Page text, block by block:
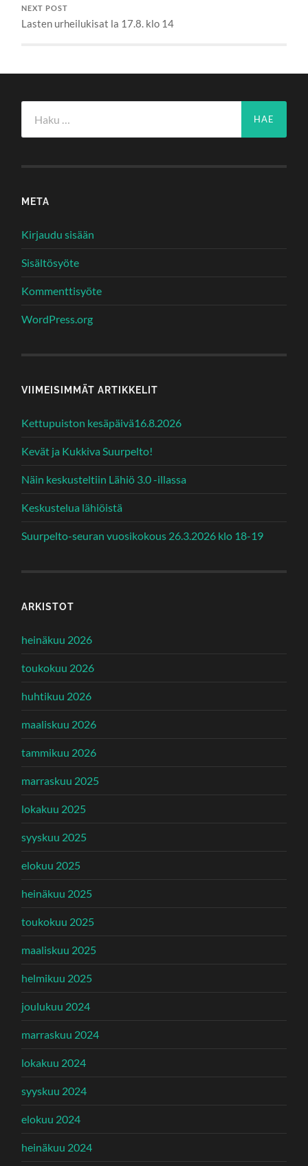
NEXT POST
Lasten urheilukisat la 17.8. klo 14
META
Kirjaudu sisään
Sisältösyöte
Kommenttisyöte
WordPress.org
VIIMEISIMMÄT ARTIKKELIT
Kettupuiston kesäpäivä16.8.2026
Kevät ja Kukkiva Suurpelto!
Näin keskusteltiin Lähiö 3.0 -illassa
Keskustelua lähiöistä
Suurpelto-seuran vuosikokous 26.3.2026 klo 18-19
ARKISTOT
heinäkuu 2026
toukokuu 2026
huhtikuu 2026
maaliskuu 2026
tammikuu 2026
marraskuu 2025
lokakuu 2025
syyskuu 2025
elokuu 2025
heinäkuu 2025
toukokuu 2025
maaliskuu 2025
helmikuu 2025
joulukuu 2024
marraskuu 2024
lokakuu 2024
syyskuu 2024
elokuu 2024
heinäkuu 2024